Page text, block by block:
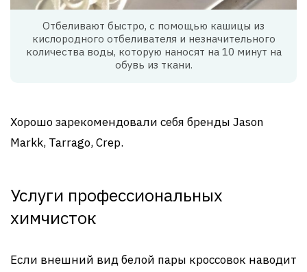
Отбеливают быстро, с помощью кашицы из
кислородного отбеливателя и незначительного
количества воды, которую наносят на 10 минут на
обувь из ткани.
Хорошо зарекомендовали себя бренды Jason
Markk, Tarrago, Crep.
Услуги профессиональных
химчисток
Если внешний вид белой пары кроссовок наводит